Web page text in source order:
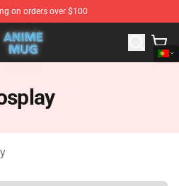
on orders over $100
Best Store of Anime Mug